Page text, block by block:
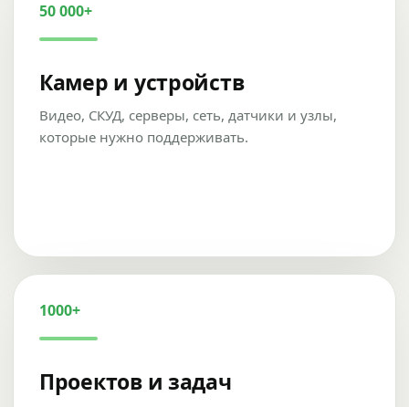
50 000+
Камер и устройств
Видео, СКУД, серверы, сеть, датчики и узлы,
которые нужно поддерживать.
1000+
Проектов и задач